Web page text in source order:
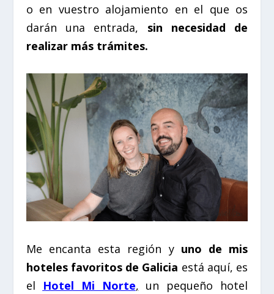
o en vuestro alojamiento en el que os
darán una entrada, sin necesidad de
realizar más trámites.
Me encanta esta región y uno de mis
hoteles favoritos de Galicia está aquí, es
el
Hotel Mi Norte, un pequeño hotel